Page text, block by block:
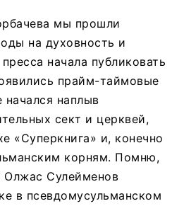
мы прошли
на духовность и
начала публиковать
прайм-таймовые
начался наплыв
сект и церквей,
«Суперкнига» и, конечно
корням. Помню,
Олжас Сулейменов
в псевдомусульманском